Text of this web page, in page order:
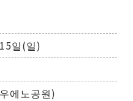
일(일)
에노공원)